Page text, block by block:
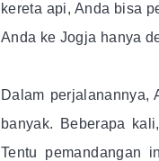
kereta api, Anda bisa
Anda ke Jogja hanya
Dalam perjalanannya,
banyak. Beberapa
Tentu pemandangan